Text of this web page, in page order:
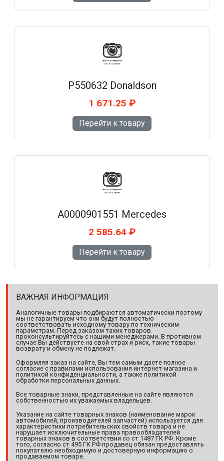
P550632 Donaldson
1 671.25 ₽
Перейти к товару
A0000901551 Mercedes
2 585.64 ₽
Перейти к товару
ВАЖНАЯ ИНФОРМАЦИЯ
Аналогичные товары подбираются автоматически поэтому
мы не гарантируем что они будут полностью
соответствовать исходному товару по техническим
параметрам. Перед заказом таких товаров
проконсультируйтесь с нашими менеджерами. В противном
случае Вы действуете на свой страх и риск, такие товары
возврату и обмену не подлежат.
Оформляя заказ на сайте, Вы тем самым даете полное
согласие с правилами использования интернет-магазина и
политикой конфиденциальности, а также политикой
обработки персональных данных.
Все товарные знаки, представленные на сайте являются
собственностью их уважаемых владельцев.
Указание на сайте товарных знаков (наименование марок
автомобилей, производителей запчастей) используется для
характеристики потребительских свойств товара и не
нарушает исключительные права правообладателей
товарных знаков в соответствии со ст 1487 ГК РФ. Кроме
того, согласно ст 495 ГК РФ продавец обязан предоставлять
покупателю необходимую и достоверную информацию о
продаваемом товаре.